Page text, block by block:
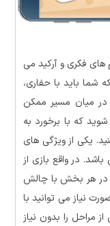
های فکری و آرکید می
شما باید با حفاری،
میان مسیر ممکن
که با برخورد به
یکی از ویژگی های
در واقع بازی از
که در هر بخش با چالش
نیاز می توانید با
مراحل را بدون نیاز